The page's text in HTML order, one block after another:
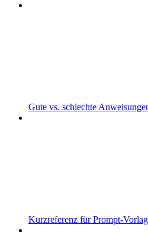
Gute vs. schlechte
Kurzreferenz für Prompt-